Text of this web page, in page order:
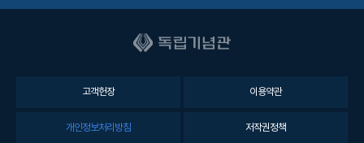
고객헌장 이용약관
개인정보처리방침 저작권정책